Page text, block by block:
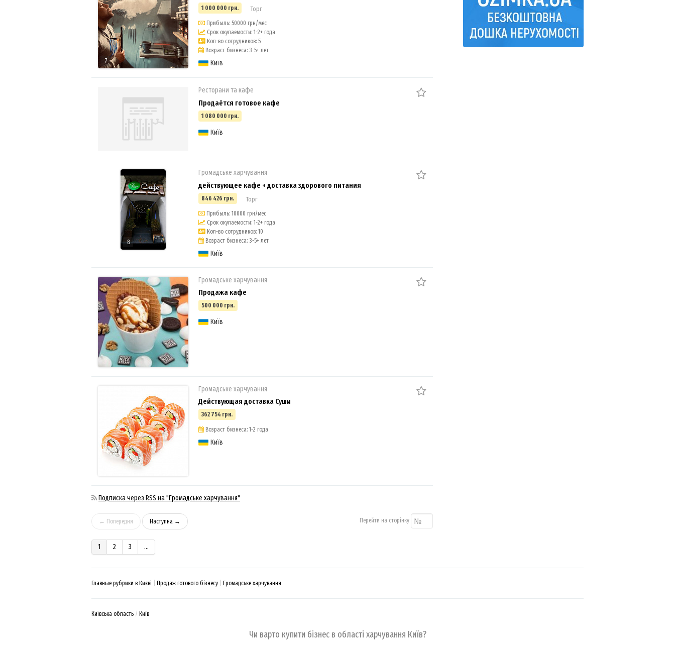
7
1 000 000 грн. Торг
Прибыль: 50000 грн/мес
Срок окупаемости: 1-2+ года
Кол-во сотрудников: 5
Возраст бизнеса: 3-5+ лет
Київ
Ресторани та кафе
Продаётся готовое кафе
1 080 000 грн.
Київ
8
Громадське харчування
действующее кафе + доставка здорового питания
846 426 грн. Торг
Прибыль: 10000 грн/мес
Срок окупаемости: 1-2+ года
Кол-во сотрудников: 10
Возраст бизнеса: 3-5+ лет
Київ
Громадське харчування
Продажа кафе
500 000 грн.
Київ
Громадське харчування
Действующая доставка Суши
362 754 грн.
Возраст бизнеса: 1-2 года
Київ
Подписка через RSS на "Громадське харчування"
← Попередня Наступна → Перейти на сторінку
1 2 3 ...
Главные рубрики в Києві Продаж готового бізнесу Громадське харчування
Київська область Київ
Чи варто купити бізнес в області харчування Київ?